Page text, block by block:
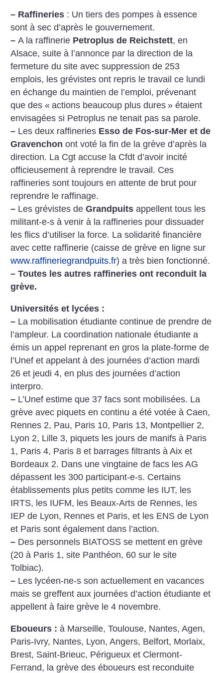
– Raffineries : Un tiers des pompes à essence
sont à sec d’après le gouvernement.
– A la raffinerie Petroplus de Reichstett, en
Alsace, suite à l’annonce par la direction de la
fermeture du site avec suppression de 253
emplois, les grévistes ont repris le travail ce lundi
en échange du maintien de l’emploi, prévenant
que des « actions beaucoup plus dures » étaient
envisagées si Petroplus ne tenait pas sa parole.
– Les deux raffineries Esso de Fos-sur-Mer et de
Gravenchon ont voté la fin de la grève d’après la
direction. La Cgt accuse la Cfdt d’avoir incité
officieusement à reprendre le travail. Ces
raffineries sont toujours en attente de brut pour
reprendre le raffinage.
– Les grévistes deGrandpuits appellent tous les
militant-e-s à venir à la raffineries pour dissuader
les flics d’utiliser la force. La solidarité financière
avec cette raffinerie (caisse de grève en ligne sur
www.raffineriegrandpuits.fr) a très bien fonctionné.
– Toutes les autres raffineries ont reconduit la
grève.
Universités et lycées :
– La mobilisation étudiante continue de prendre de
l’ampleur. La coordination nationale étudiante a
émis un appel reprenant en gros la plate-forme de
l’Unef et appelant à des journées d’action mardi
26 et jeudi 4, en plus des journées d’action
interpro.
– L’Unef estime que 37 facs sont mobilisées. La
grève avec piquets en continu a été votée à Caen,
Rennes 2, Pau, Paris 10, Paris 13, Montpellier 2,
Lyon 2, Lille 3, piquets les jours de manifs à Paris
1, Paris 4, Paris 8 et barrages filtrants à Aix et
Bordeaux 2. Dans une vingtaine de facs les AG
dépassent les 300 participant-e-s. Certains
établissements plus petits comme les IUT, les
IRTS, les IUFM, les Beaux-Arts de Rennes, les
IEP de Lyon, Rennes et Paris, et les ENS de Lyon
et Paris sont également dans l’action.
– Des personnels BIATOSS se mettent en grève
(20 à Paris 1, site Panthéon, 60 sur le site
Tolbiac).
– Les lycéen-ne-s son actuellement en vacances
mais se greffent aux journées d’action étudiante et
appellent à faire grève le 4 novembre.
Eboueurs : à Marseille, Toulouse, Nantes, Agen,
Paris-Ivry, Nantes, Lyon, Angers, Belfort, Morlaix,
Brest, Saint-Brieuc, Périgueux et Clermont-
Ferrand, la grève des éboueurs est reconduite